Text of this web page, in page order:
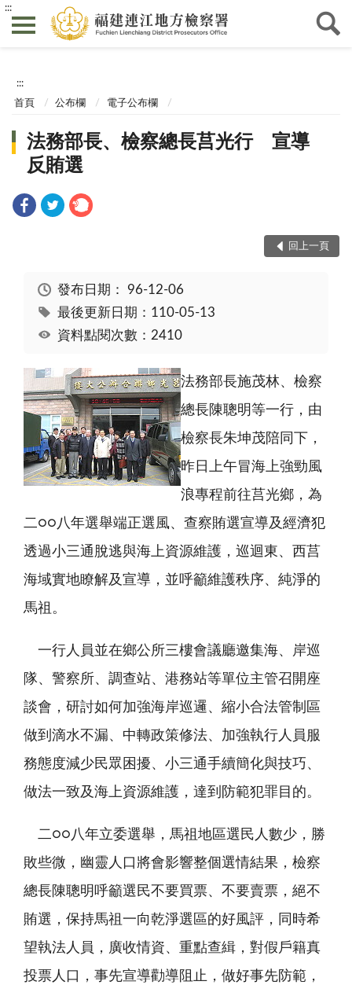
:::
:::
首頁 公布欄 電子公布欄
法務部長、檢察總長莒光行 宣導
反賄選
回上一頁
發布日期： 96-12-06
最後更新日期：110-05-13
資料點閱次數：2410
法務部長施茂林、檢察
總長陳聰明等一行，由
檢察長朱坤茂陪同下，
昨日上午冒海上強勁風
浪專程前往莒光鄉，為
二○○八年選舉端正選風、查察賄選宣導及經濟犯
透過小三通脫逃與海上資源維護，巡迴東、西莒
海域實地瞭解及宣導，並呼籲維護秩序、純淨的
馬祖。
一行人員並在鄉公所三樓會議廳邀集海、岸巡
隊、警察所、調查站、港務站等單位主管召開座
談會，研討如何加強海岸巡邏、縮小合法管制區
做到滴水不漏、中轉政策修法、加強執行人員服
務態度減少民眾困擾、小三通手續簡化與技巧、
做法一致及海上資源維護，達到防範犯罪目的。
二○○八年立委選舉，馬祖地區選民人數少，勝
敗些微，幽靈人口將會影響整個選情結果，檢察
總長陳聰明呼籲選民不要買票、不要賣票，絕不
賄選，保持馬祖一向乾淨選區的好風評，同時希
望執法人員，廣收情資、重點查緝，對假戶籍真
投票人口，事先宣導勸導阻止，做好事先防範，